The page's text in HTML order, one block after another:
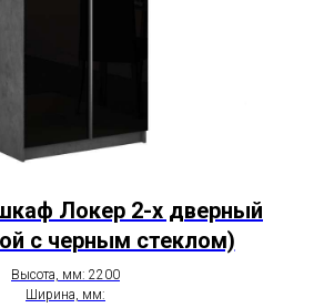
Локер 2-х дверный
с черным стеклом)
Высота, мм: 2200
Ширина, мм: